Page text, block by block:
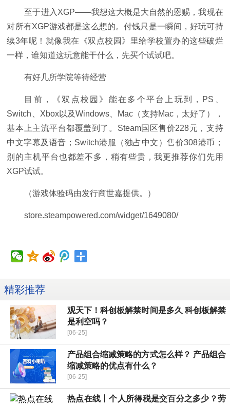
至于进入XGP——我想这大概是大自然的恩赐，我现在
对所有XGP游戏都是这么想的。付钱只是一瞬间，好玩可持
续3年呢！就像我在《双点校园》里给学校置办的这些破烂
一样，谁知道这玩意能干什么，先买个试试吧。
有好几所学院等待经营
目前，《双点校园》能在多个平台上玩到，PS、
Switch、Xbox以及Windows、Mac（支持Mac，太好了），
基本上主流平台都覆盖到了。Steam国区售价228元，支持
中文字幕及语音；Switch港服（独占中文）售价308港币；
别的主机平台也都差不多，稍有些贵，我更推荐你们先用
XGP试试。
（游戏体验码由发行商世嘉提供。）
store.steampowered.com/widget/1649080/
精彩推荐
观天下！科创板解禁时间是多久 科创板解禁
是利空吗？
[06-25]
产品组合缩减策略的方式怎么样？ 产品组合
缩减策略的优点有什么？
[06-25]
热点在线丨个人所得税是交百分之多少？劳